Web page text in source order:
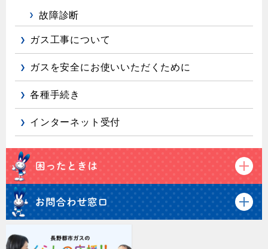
故障診断
ガス工事について
ガスを安全にお使いいただくために
各種手続き
インターネット受付